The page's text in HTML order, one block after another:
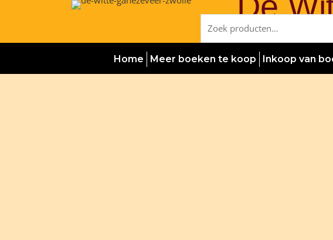
naar:
Home Meer boeken te koop Inkoop van